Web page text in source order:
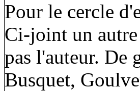
Pour le cercle
Ci-joint un
pas l'auteur. De
Busquet,